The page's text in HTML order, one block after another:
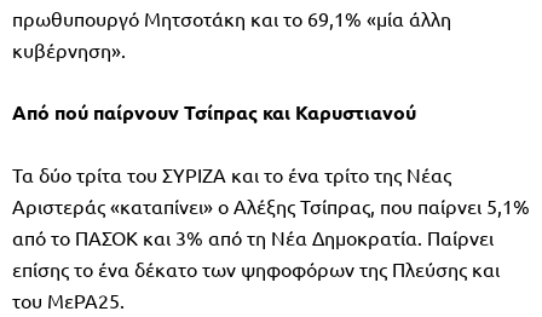
πρωθυπουργό Μητσοτάκη και το 69,1% «μία άλλη
κυβέρνηση».
Από πού παίρνουν Τσίπρας και Καρυστιανού
Τα δύο τρίτα του ΣΥΡΙΖΑ και το ένα τρίτο της Νέας
Αριστεράς «καταπίνει» ο Αλέξης Τσίπρας, που παίρνει 5,1%
από το ΠΑΣΟΚ και 3% από τη Νέα Δημοκρατία. Παίρνει
επίσης το ένα δέκατο των ψηφοφόρων της Πλεύσης και
του ΜεΡΑ25.